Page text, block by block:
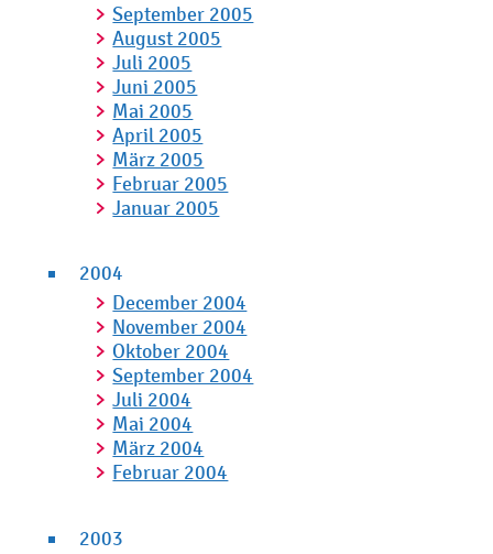
September 2005
August 2005
Juli 2005
Juni 2005
Mai 2005
April 2005
März 2005
Februar 2005
Januar 2005
2004
December 2004
November 2004
Oktober 2004
September 2004
Juli 2004
Mai 2004
März 2004
Februar 2004
2003